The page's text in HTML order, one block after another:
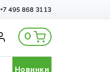
+7 495 868 31 13
0
Новинки